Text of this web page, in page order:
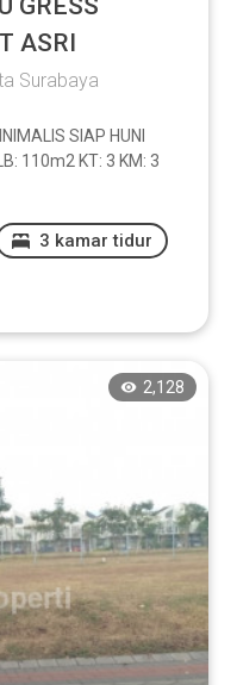
GRESS
ASRI
Surabaya
SIAP HUNI
110m2 KT: 3 KM: 3
3 kamar tidur
2,128